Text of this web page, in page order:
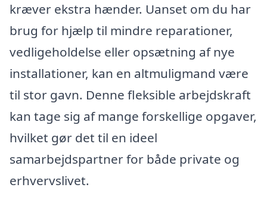
kræver ekstra hænder. Uanset om du har
brug for hjælp til mindre reparationer,
vedligeholdelse eller opsætning af nye
installationer, kan en altmuligmand være
til stor gavn. Denne fleksible arbejdskraft
kan tage sig af mange forskellige opgaver,
hvilket gør det til en ideel
samarbejdspartner for både private og
erhvervslivet.